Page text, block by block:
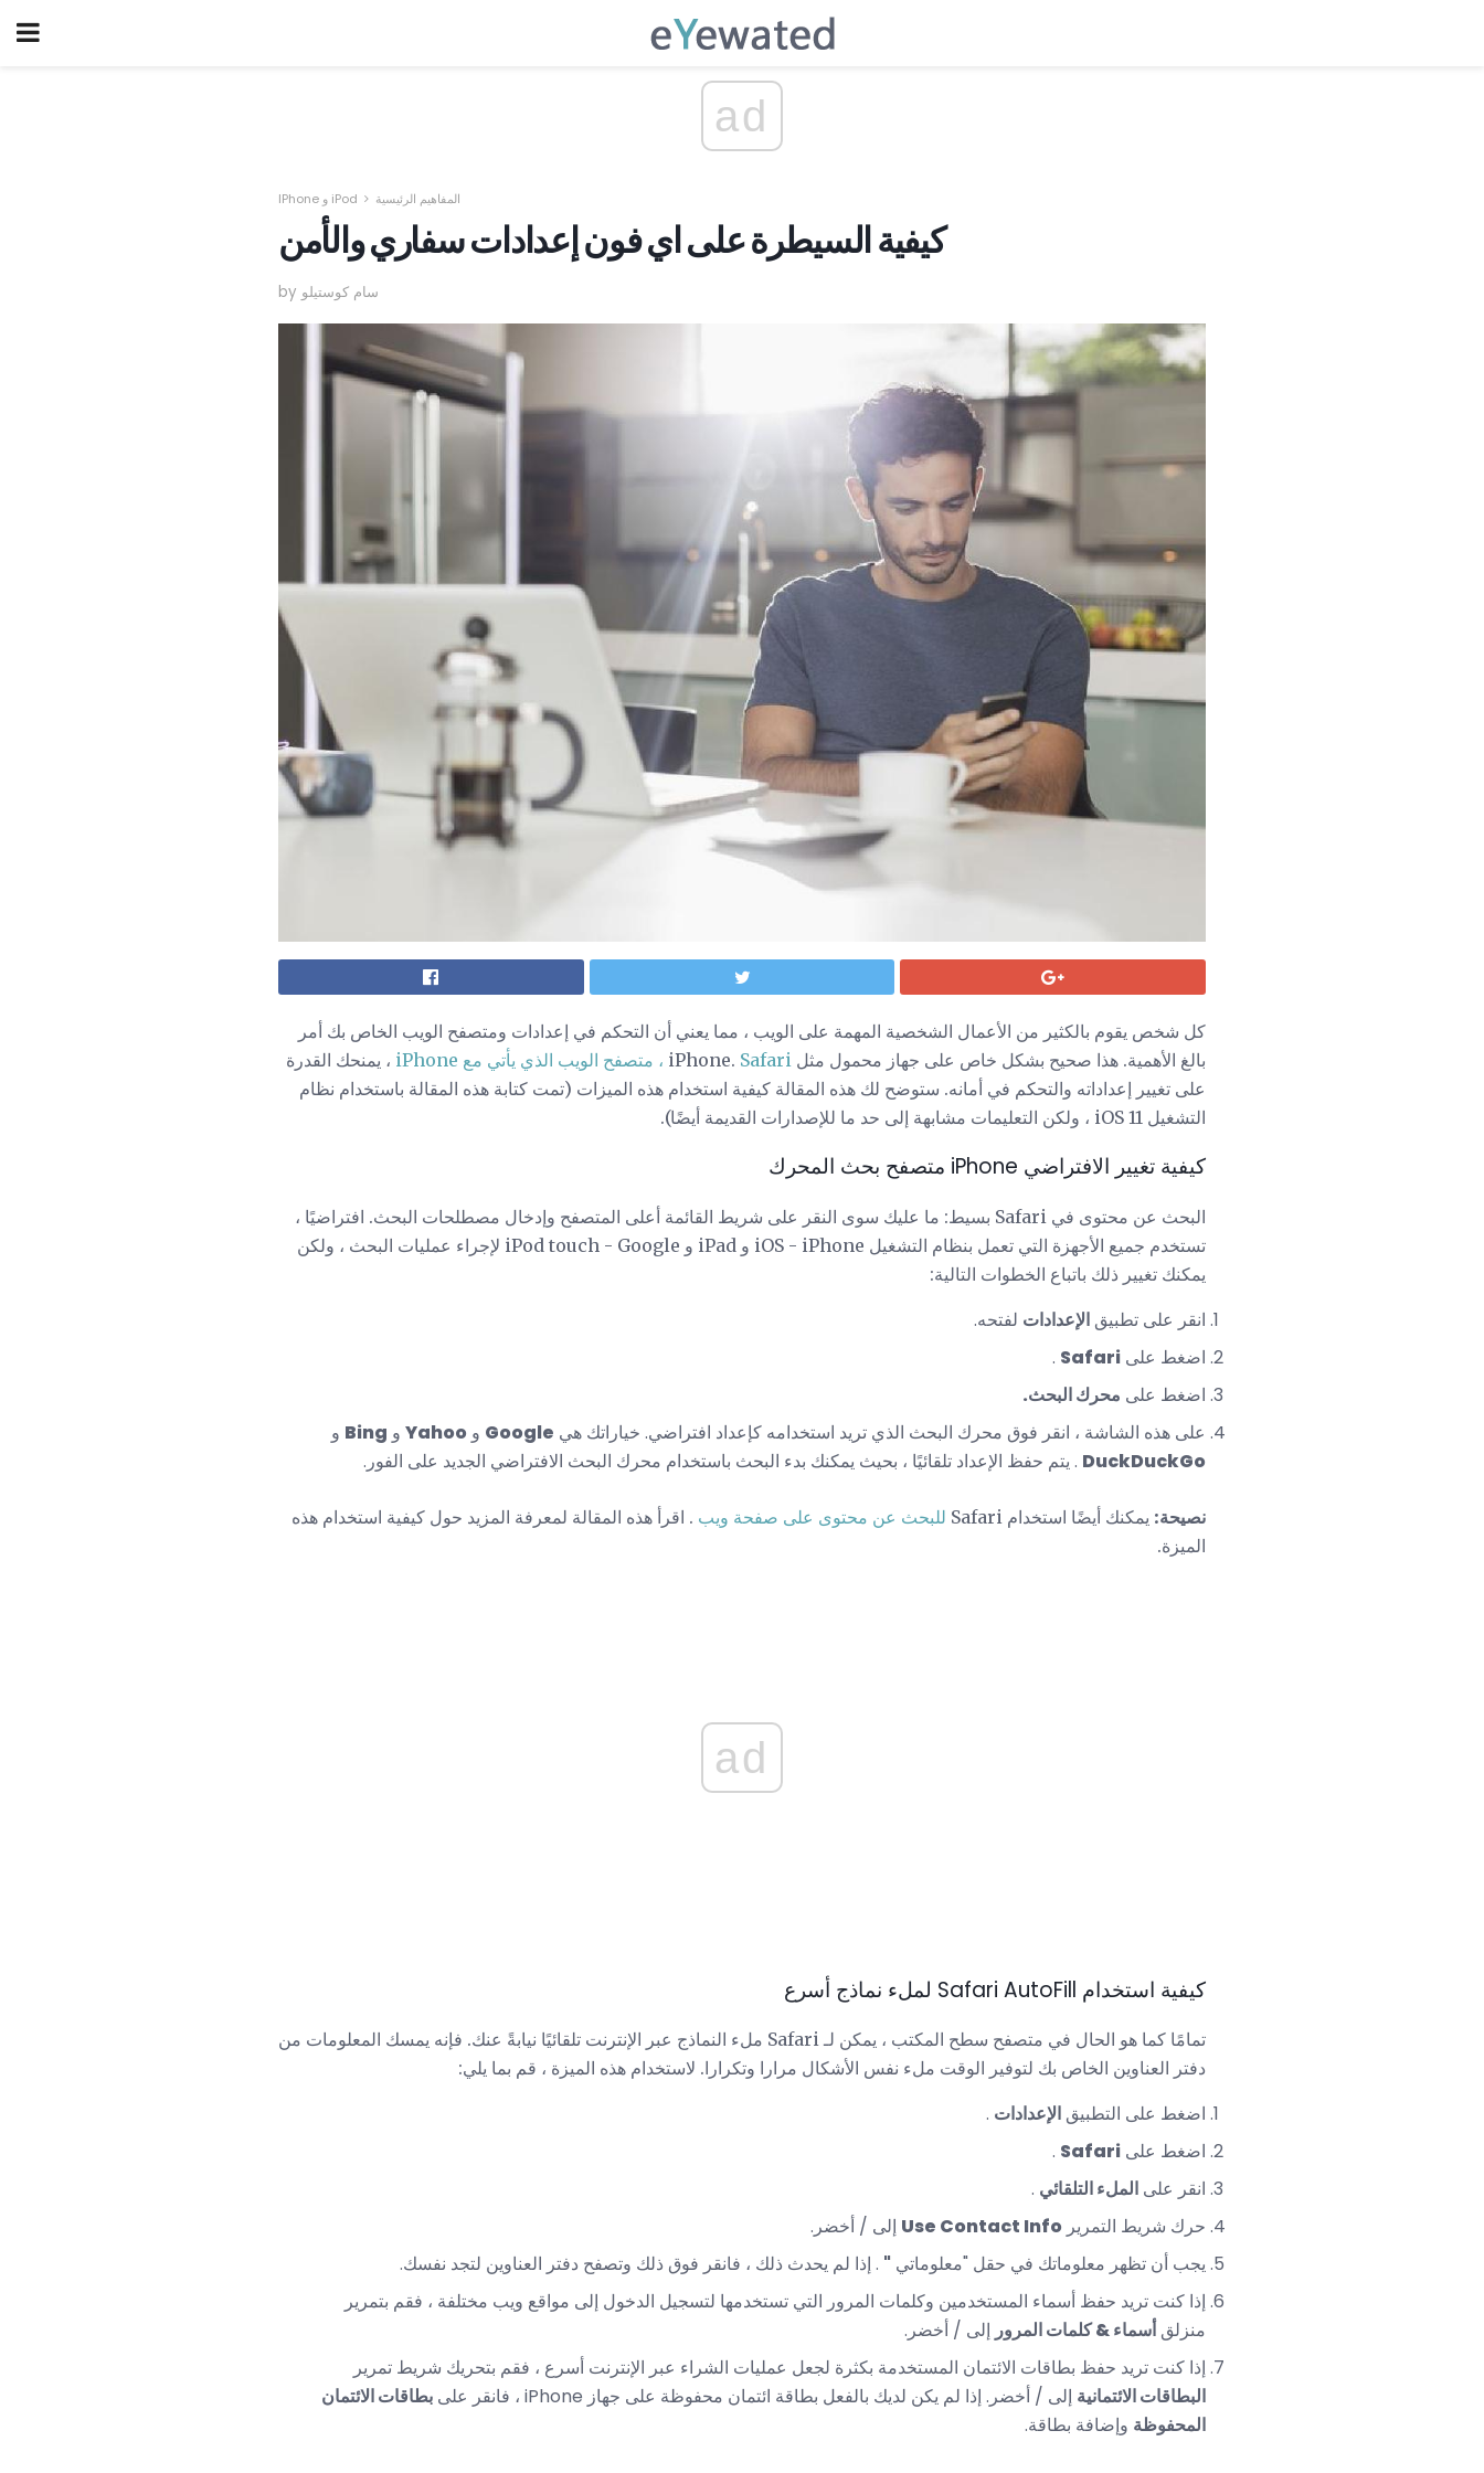
ad
IPhone و iPod المفاهيم الرئيسية
كيفية السيطرة على اي فون إعدادات سفاري والأمن
by سام كوستيلو
كل شخص يقوم بالكثير من الأعمال الشخصية المهمة على الويب ، مما يعني أن التحكم في إعدادات ومتصفح الويب الخاص بك أمر
بالغ الأهمية. هذا صحيح بشكل خاص على جهاز محمول مثل iPhone. Safari ، متصفح الويب الذي يأتي مع iPhone
، يمنحك القدرة
على تغيير إعداداته والتحكم في أمانه. ستوضح لك هذه المقالة كيفية استخدام هذه الميزات (تمت كتابة هذه المقالة باستخدام نظام
التشغيل iOS 11 ، ولكن التعليمات مشابهة إلى حد ما للإصدارات القديمة أيضًا).
كيفية تغيير الافتراضي iPhone متصفح بحث المحرك
البحث عن محتوى في Safari بسيط: ما عليك سوى النقر على شريط القائمة أعلى المتصفح وإدخال مصطلحات البحث. افتراضيًا ،
تستخدم جميع الأجهزة التي تعمل بنظام التشغيل iOS - iPhone و iPad و iPod touch - Google لإجراء عمليات البحث ، ولكن
يمكنك تغيير ذلك باتباع الخطوات التالية:
انقر على تطبيق الإعدادات لفتحه.
اضغط على Safari
.
اضغط على محرك البحث.
على هذه الشاشة ، انقر فوق محرك البحث الذي تريد استخدامه كإعداد افتراضي. خياراتك هي Google و Yahoo و Bing و
DuckDuckGo . يتم حفظ الإعداد تلقائيًا ، بحيث يمكنك بدء البحث باستخدام محرك البحث الافتراضي الجديد على الفور.
نصيحة: يمكنك أيضًا استخدام Safari للبحث عن محتوى على صفحة ويب . اقرأ هذه المقالة لمعرفة المزيد حول كيفية استخدام هذه
الميزة.
ad
كيفية استخدام Safari AutoFill لملء نماذج أسرع
تمامًا كما هو الحال في متصفح سطح المكتب ، يمكن لـ Safari ملء النماذج عبر الإنترنت تلقائيًا نيابةً عنك. فإنه يمسك المعلومات من
دفتر العناوين الخاص بك لتوفير الوقت ملء نفس الأشكال مرارا وتكرارا. لاستخدام هذه الميزة ، قم بما يلي:
اضغط على التطبيق الإعدادات .
اضغط على Safari
.
انقر على الملء التلقائي .
حرك شريط التمرير Use Contact Info إلى / أخضر.
يجب أن تظهر معلوماتك في حقل "معلوماتي " . إذا لم يحدث ذلك ، فانقر فوق ذلك وتصفح دفتر العناوين لتجد نفسك.
إذا كنت تريد حفظ أسماء المستخدمين وكلمات المرور التي تستخدمها لتسجيل الدخول إلى مواقع ويب مختلفة ، فقم بتمرير
منزلقأسماء & كلمات المرور إلى / أخضر.
إذا كنت تريد حفظ بطاقات الائتمان المستخدمة بكثرة لجعل عمليات الشراء عبر الإنترنت أسرع ، فقم بتحريك شريط تمرير
البطاقات الائتمانية إلى / أخضر. إذا لم يكن لديك بالفعل بطاقة ائتمان محفوظة على جهاز iPhone ، فانقر على
بطاقات الائتمان
المحفوظة وإضافة بطاقة.